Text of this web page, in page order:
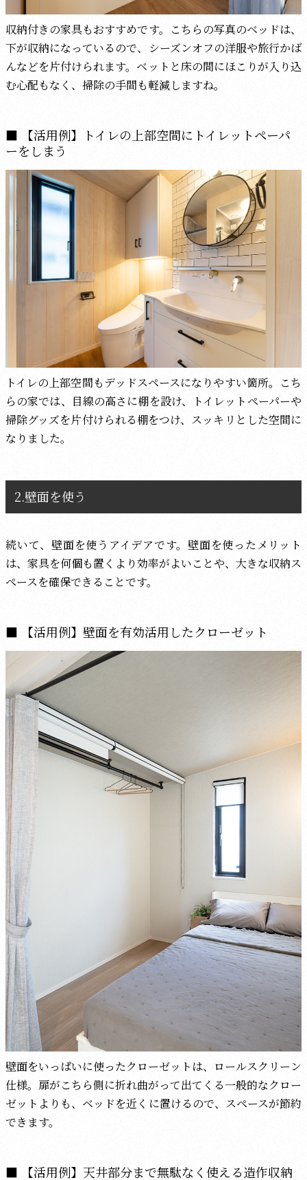
収納付きの家具もおすすめです。こちらの写真のベッドは、
下が収納になっているので、シーズンオフの洋服や旅行かば
んなどを片付けられます。ベットと床の間にほこりが入り込
む心配もなく、掃除の手間も軽減しますね。
【活用例】トイレの上部空間にトイレットペーパ
ーをしまう
トイレの上部空間もデッドスペースになりやすい箇所。こち
らの家では、目線の高さに棚を設け、トイレットペーパーや
掃除グッズを片付けられる棚をつけ、スッキリとした空間に
なりました。
2.壁面を使う
続いて、壁面を使うアイデアです。壁面を使ったメリット
は、家具を何個も置くより効率がよいことや、大きな収納ス
ペースを確保できることです。
【活用例】壁面を有効活用したクローゼット
壁面をいっぱいに使ったクローゼットは、ロールスクリーン
仕様。扉がこちら側に折れ曲がって出てくる一般的なクロー
ゼットよりも、ベッドを近くに置けるので、スペースが節約
できます。
【活用例】天井部分まで無駄なく使える造作収納